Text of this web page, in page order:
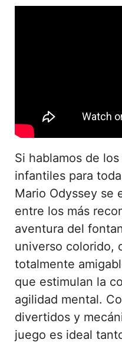
Si hablamos de
infantiles para
Mario Odyssey se
entre los más
aventura del
universo colorido,
totalmente
que estimulan la
agilidad mental.
divertidos y
juego es ideal